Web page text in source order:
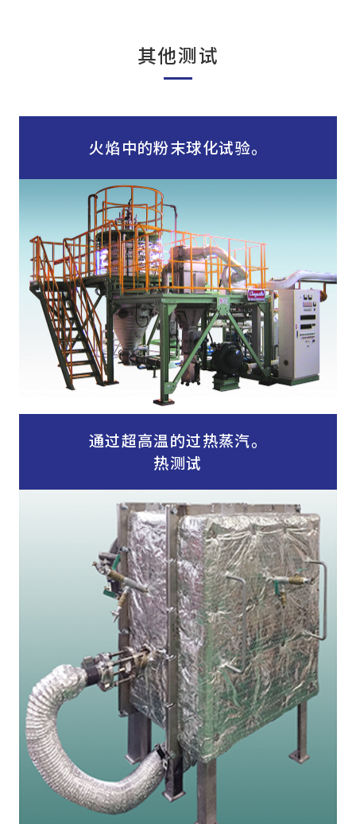
其他测试
火焰中的粉末球化试验。
通过超高温的过热蒸汽。
热测试